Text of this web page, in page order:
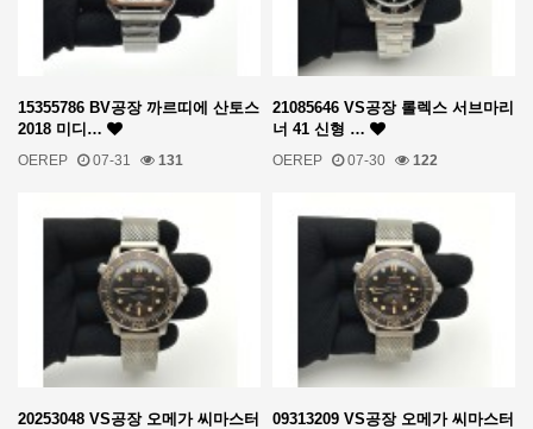
15355786 BV공장 까르띠에 산토스
2018 미디…
OEREP 07-31 131
21085646 VS공장 롤렉스 서브마리
너 41 신형 …
OEREP 07-30 122
20253048 VS공장 오메가 씨마스터
09313209 VS공장 오메가 씨마스터